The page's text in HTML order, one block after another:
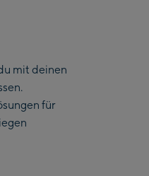
mit deinen
für